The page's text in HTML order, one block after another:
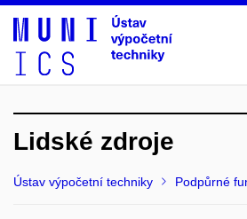
Lidské zdroje
Ústav výpočetní techniky Podpůrné